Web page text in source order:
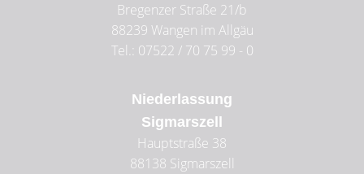
Bregenzer Straße 21/b
88239 Wangen im Allgäu
Tel.: 07522 / 70 75 99 - 0
Niederlassung
Sigmarszell
Hauptstraße 38
88138 Sigmarszell